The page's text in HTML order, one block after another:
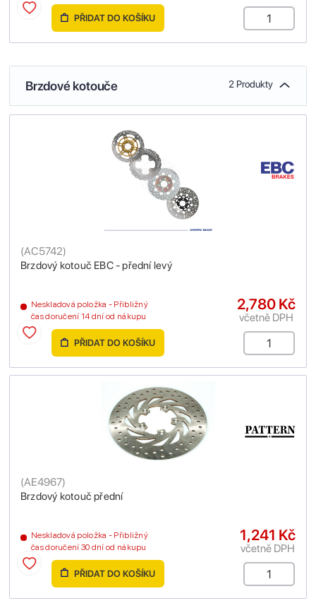
PŘIDAT DO KOŠÍKU
Brzdové kotouče 2 Produkty
Brzdový kotouč EBC - přední levý
(AC5742)
Neskladová položka - Přibližný
čas doručení 14 dní od nákupu
2,780 Kč
včetně DPH
PŘIDAT DO KOŠÍKU
Brzdový kotouč přední
(AE4967)
Neskladová položka - Přibližný
čas doručení 30 dní od nákupu
1,241 Kč
včetně DPH
PŘIDAT DO KOŠÍKU